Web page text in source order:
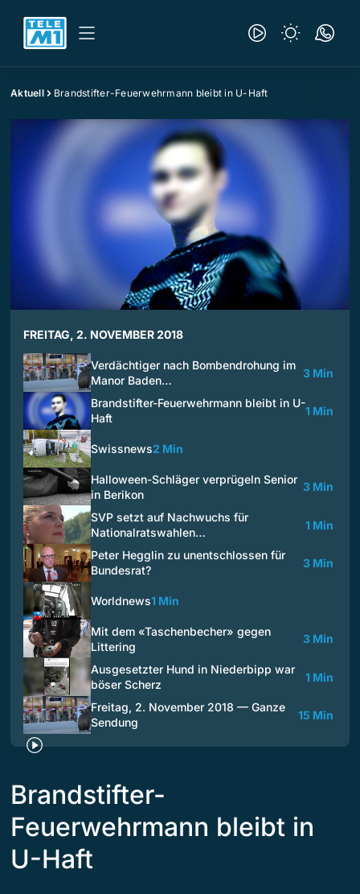
Aktuell Brandstifter-Feuerwehrmann bleibt in U-Haft
FREITAG, 2. NOVEMBER 2018
Verdächtiger nach Bombendrohung im
Manor Baden…
3 Min
Brandstifter-Feuerwehrmann bleibt in U-
Haft
1 Min
Swissnews2 Min
Halloween-Schläger verprügeln Senior
in Berikon
3 Min
SVP setzt auf Nachwuchs für
Nationalratswahlen…
1 Min
Peter Hegglin zu unentschlossen für
Bundesrat?
3 Min
Worldnews1 Min
Mit dem «Taschenbecher» gegen
Littering
3 Min
Ausgesetzter Hund in Niederbipp war
böser Scherz
1 Min
Freitag, 2. November 2018 — Ganze
Sendung
15 Min
Brandstifter-
Feuerwehrmann bleibt in
U-Haft